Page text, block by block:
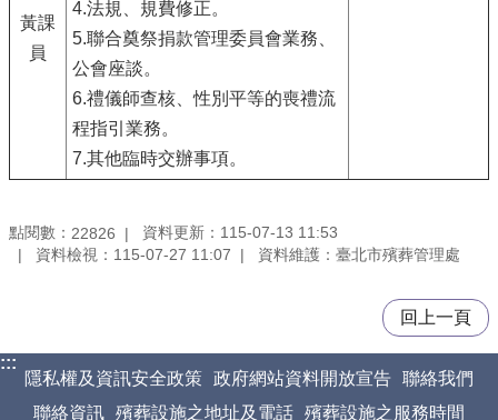
黃課
員
4.法規、規費修正。
5.聯合奠祭捐款管理委員會業務、
公會座談。
6.禮儀師查核、性別平等的喪禮流
程指引業務。
7.其他臨時交辦事項。
點閱數： 22826
資料更新：115-07-13 11:53
資料檢視：115-07-27 11:07
資料維護：臺北市殯葬管理處
回上一頁
:::
隱私權及資訊安全政策 政府網站資料開放宣告 聯絡我們
聯絡資訊 殯葬設施之地址及電話 殯葬設施之服務時間